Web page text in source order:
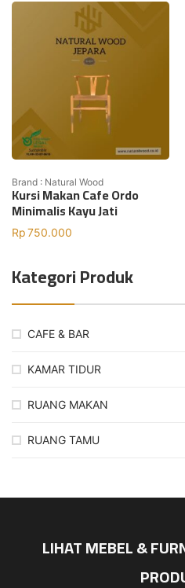
Kategori Produk
CAFE & BAR
KAMAR TIDUR
RUANG MAKAN
RUANG TAMU
Brand : Natural Wood
Kursi Makan Cafe Ordo
Minimalis Kayu Jati
Rp750.000
LIHAT MEBEL &